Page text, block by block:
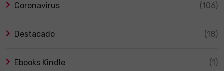
Coronavirus (106)
Destacado (18)
Ebooks Kindle (1)